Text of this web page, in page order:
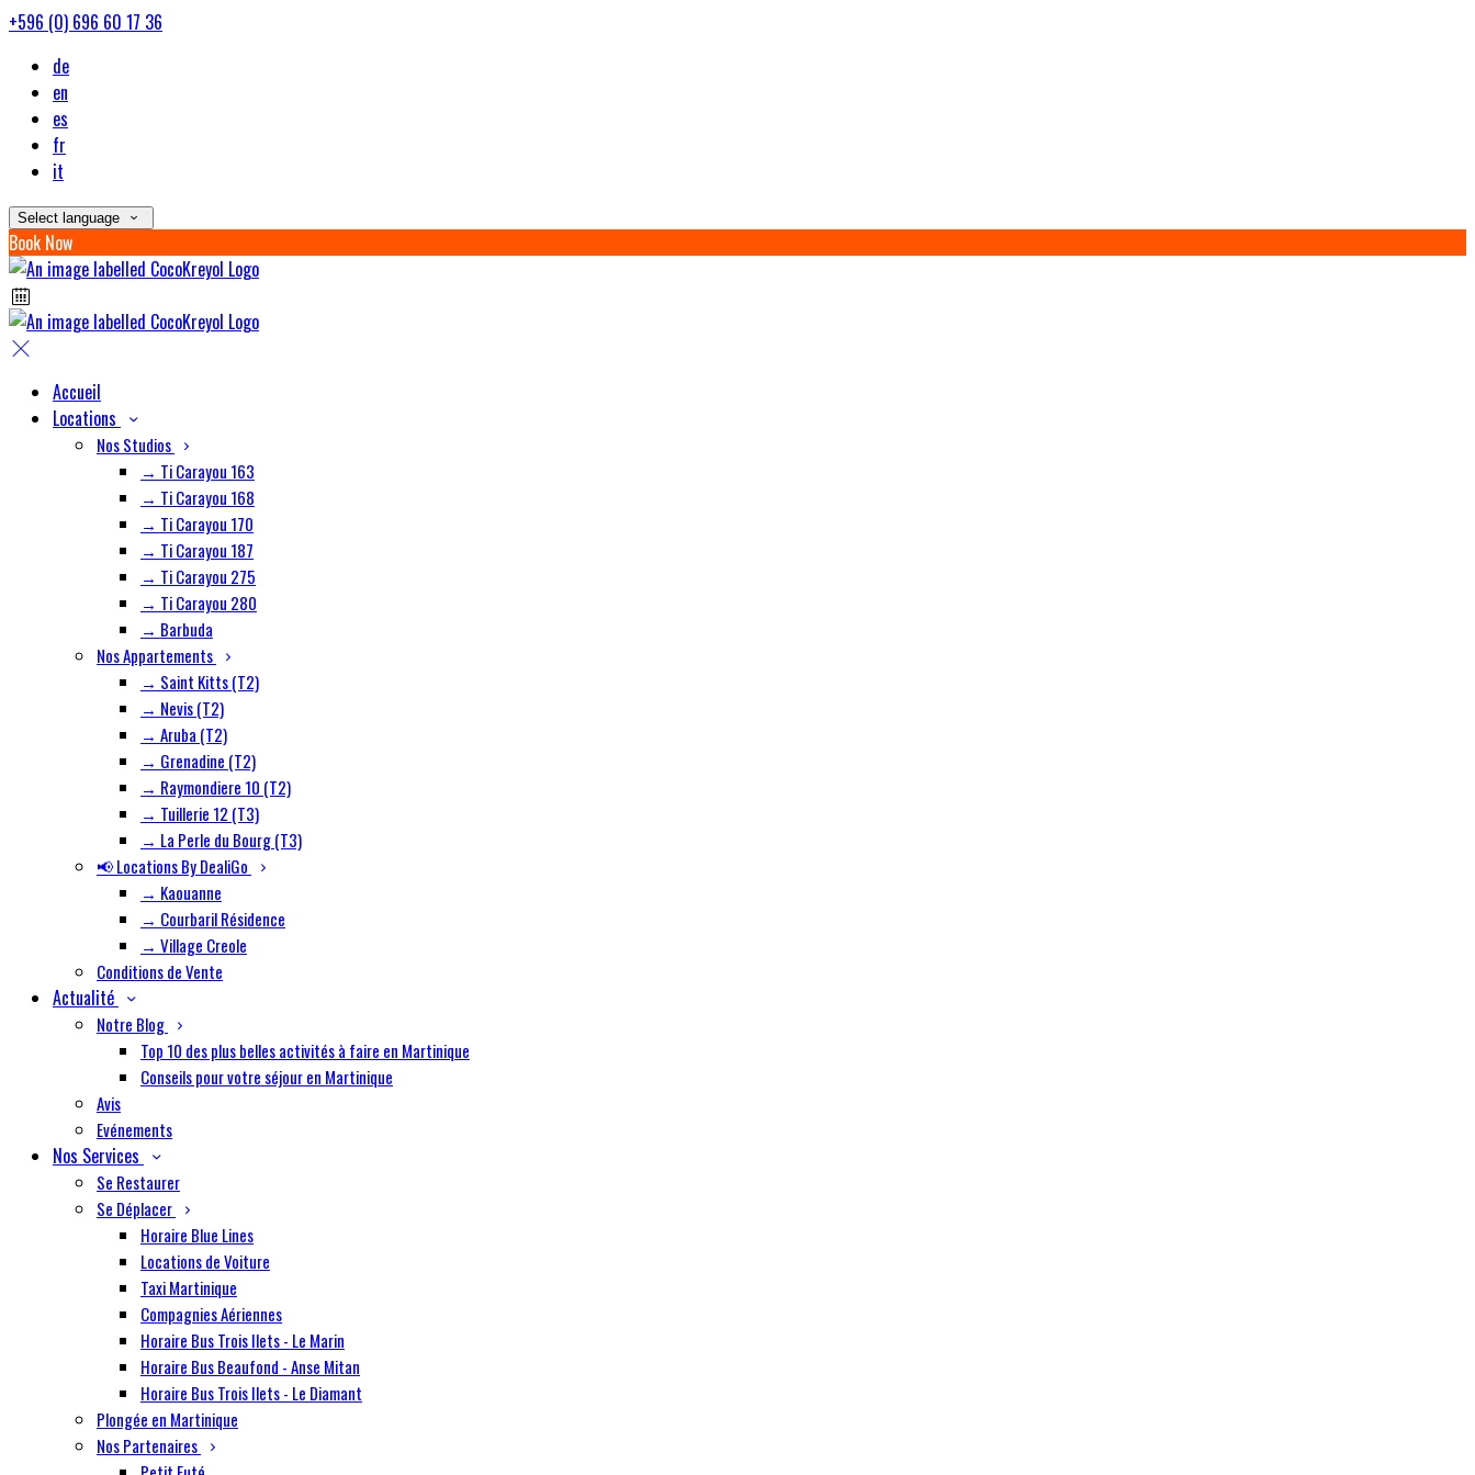
+596 (0) 696 60 17 36
de
en
es
fr
it
Select language
Book Now
Accueil
Locations
Nos Studios
→ Ti Carayou 163
→ Ti Carayou 168
→ Ti Carayou 170
→ Ti Carayou 187
→ Ti Carayou 275
→ Ti Carayou 280
→ Barbuda
Nos Appartements
→ Saint Kitts (T2)
→ Nevis (T2)
→ Aruba (T2)
→ Grenadine (T2)
→ Raymondiere 10 (T2)
→ Tuillerie 12 (T3)
→ La Perle du Bourg (T3)
📢 Locations By DealiGo
→ Kaouanne
→ Courbaril Résidence
→ Village Creole
Conditions de Vente
Actualité
Notre Blog
Top 10 des plus belles activités à faire en Martinique
Conseils pour votre séjour en Martinique
Avis
Evénements
Nos Services
Se Restaurer
Se Déplacer
Horaire Blue Lines
Locations de Voiture
Taxi Martinique
Compagnies Aériennes
Horaire Bus Trois Ilets - Le Marin
Horaire Bus Beaufond - Anse Mitan
Horaire Bus Trois Ilets - Le Diamant
Plongée en Martinique
Nos Partenaires